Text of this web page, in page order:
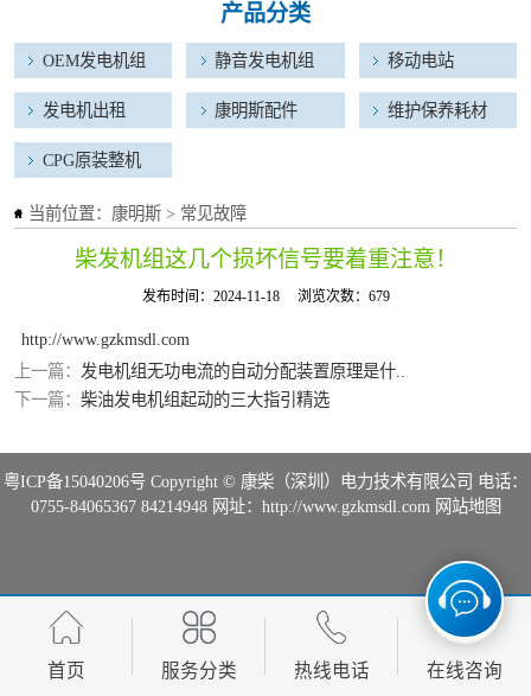
当前位置： 康明斯 > 常见故障
柴发机组这几个损坏信号要着重注意！
发布时间：2024-11-18 浏览次数：679
http://www.gzkmsdl.com
上一篇： 发电机组无功电流的自动分配装置原理是什..
下一篇： 柴油发电机组起动的三大指引精选
产品分类
OEM发电机组 静音发电机组 移动电站
发电机出租 康明斯配件 维护保养耗材
CPG原装整机
粤ICP备15040206号 Copyright © 康柴（深圳）电力技术有限公司 电话：
0755-84065367 84214948 网址：http://www.gzkmsdl.com 网站地图
首页 服务分类 热线电话 在线咨询
维护保养耗材
CPG原装整机